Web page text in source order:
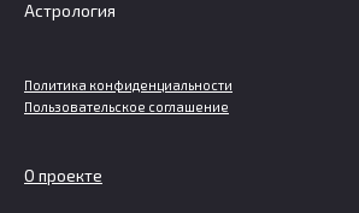
Астрология
Политика конфиденциальности
Пользовательское соглашение
О проекте